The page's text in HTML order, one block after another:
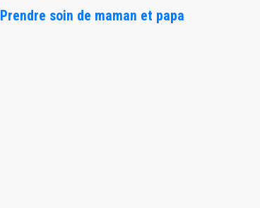
Prendre soin de maman et papa